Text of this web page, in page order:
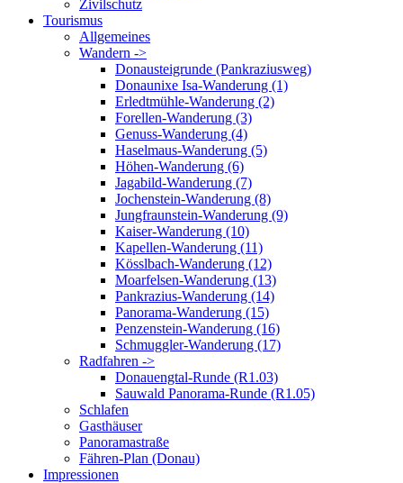
Zivilschutz
Tourismus
Allgemeines
Wandern ->
Donausteigrunde (Pankraziusweg)
Donaunixe Isa-Wanderung (1)
Erledtmühle-Wanderung (2)
Forellen-Wanderung (3)
Genuss-Wanderung (4)
Haselmaus-Wanderung (5)
Höhen-Wanderung (6)
Jagabild-Wanderung (7)
Jochenstein-Wanderung (8)
Jungfraunstein-Wanderung (9)
Kaiser-Wanderung (10)
Kapellen-Wanderung (11)
Kösslbach-Wanderung (12)
Moarfelsen-Wanderung (13)
Pankrazius-Wanderung (14)
Panorama-Wanderung (15)
Penzenstein-Wanderung (16)
Schmuggler-Wanderung (17)
Radfahren ->
Donauengtal-Runde (R1.03)
Sauwald Panorama-Runde (R1.05)
Schlafen
Gasthäuser
Panoramastraße
Fähren-Plan (Donau)
Impressionen